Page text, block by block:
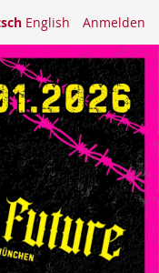
English Anmelden